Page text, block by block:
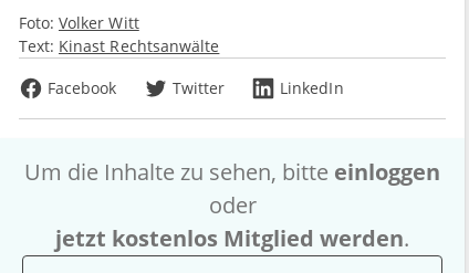
Foto: Volker Witt
Text: Kinast Rechtsanwälte
Facebook
Twitter LinkedIn
Um die Inhalte zu sehen, bitte einloggen
oder
jetzt kostenlos Mitglied werden.